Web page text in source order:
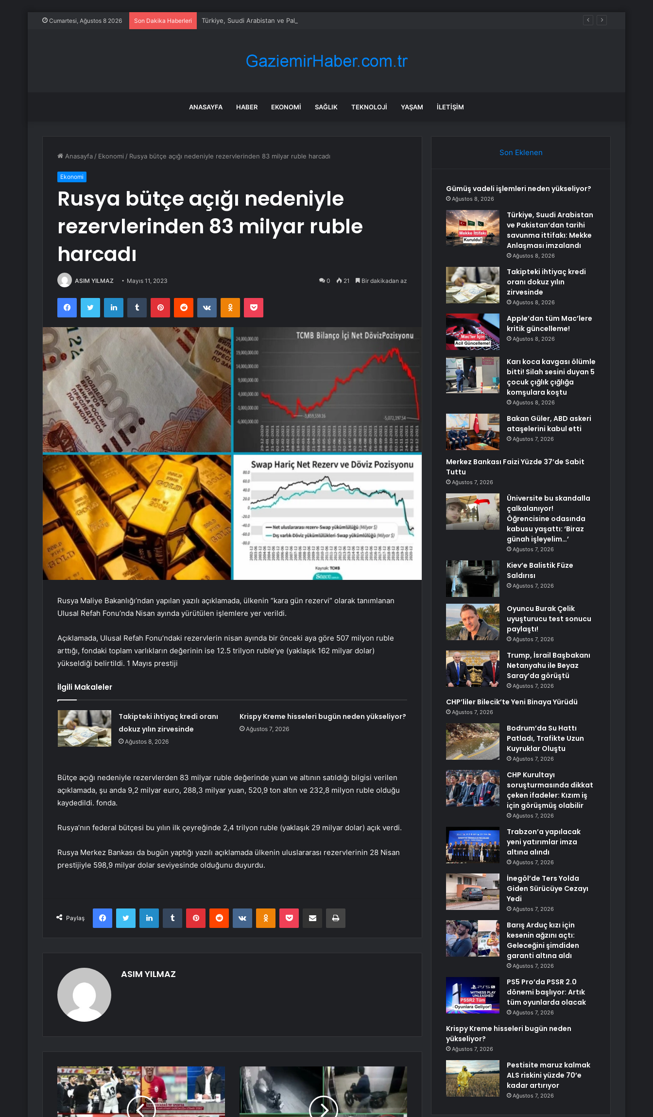
Cumartesi, Ağustos 8 2026 Son Dakika Haberleri Türkiye, Suudi Arabistan ve Pakistan’dan tarihi savunma ittifakı: Mekke Anlaşması imzalandı
ANASAYFA HABER EKONOMI SAĞLIK TEKNOLOJI YAŞAM İLETIŞIM
Anasayfa / Ekonomi / Rusya bütçe açığı nedeniyle rezervlerinden 83 milyar ruble harcadı
Ekonomi
Rusya bütçe açığı nedeniyle
rezervlerinden 83 milyar ruble
harcadı
ASIM YILMAZ Mayıs 11, 2023 0 21 Bir dakikadan az
FacebookTwitter LinkedInTumblr PinterestReddit VKontakteOdnoklassniki
Pocket
Rusya Maliye Bakanlığı’ndan yapılan yazılı açıklamada, ülkenin “kara gün rezervi” olarak tanımlanan
Ulusal Refah Fonu’nda Nisan ayında yürütülen işlemlere yer verildi.
Açıklamada, Ulusal Refah Fonu’ndaki rezervlerin nisan ayında bir önceki aya göre 507 milyon ruble
arttığı, fondaki toplam varlıkların değerinin ise 12.5 trilyon ruble’ye (yaklaşık 162 milyar dolar)
yükseldiği belirtildi. 1 Mayıs prestiji
İlgili Makaleler
Takipteki ihtiyaç kredi oranı
dokuz yılın zirvesinde
Ağustos 8, 2026
Krispy Kreme hisseleri bugün neden yükseliyor?
Ağustos 7, 2026
Bütçe açığı nedeniyle rezervlerden 83 milyar ruble değerinde yuan ve altının satıldığı bilgisi verilen
açıklamada, şu anda 9,2 milyar euro, 288,3 milyar yuan, 520,9 ton altın ve 232,8 milyon ruble olduğu
kaydedildi. fonda.
Rusya’nın federal bütçesi bu yılın ilk çeyreğinde 2,4 trilyon ruble (yaklaşık 29 milyar dolar) açık verdi.
Rusya Merkez Bankası da bugün yaptığı yazılı açıklamada ülkenin uluslararası rezervlerinin 28 Nisan
prestijiyle 598,9 milyar dolar seviyesinde olduğunu duyurdu.
Paylaş
FacebookTwitter LinkedInTumblr PinterestReddit VKontakteOdnoklassniki
Pocket E-Posta ile paylaş Yazdır
ASIM YILMAZ
Son Eklenen
Gümüş vadeli işlemleri neden yükseliyor?
Ağustos 8, 2026
Türkiye, Suudi Arabistan
ve Pakistan’dan tarihi
savunma ittifakı: Mekke
Anlaşması imzalandı
Ağustos 8, 2026
Takipteki ihtiyaç kredi
oranı dokuz yılın
zirvesinde
Ağustos 8, 2026
Apple’dan tüm Mac’lere
kritik güncelleme!
Ağustos 8, 2026
Karı koca kavgası ölümle
bitti! Silah sesini duyan 5
çocuk çığlık çığlığa
komşulara koştu
Ağustos 8, 2026
Bakan Güler, ABD askeri
ataşelerini kabul etti
Ağustos 7, 2026
Merkez Bankası Faizi Yüzde 37’de Sabit
Tuttu
Ağustos 7, 2026
Üniversite bu skandalla
çalkalanıyor!
Öğrencisine odasında
kabusu yaşattı: ‘Biraz
günah işleyelim…’
Ağustos 7, 2026
Kiev’e Balistik Füze
Saldırısı
Ağustos 7, 2026
Oyuncu Burak Çelik
uyuşturucu test sonucu
paylaştı!
Ağustos 7, 2026
Trump, İsrail Başbakanı
Netanyahu ile Beyaz
Saray’da görüştü
Ağustos 7, 2026
CHP’liler Bilecik’te Yeni Binaya Yürüdü
Ağustos 7, 2026
Bodrum’da Su Hattı
Patladı, Trafikte Uzun
Kuyruklar Oluştu
Ağustos 7, 2026
CHP Kurultayı
soruşturmasında dikkat
çeken ifadeler: Kızım iş
için görüşmüş olabilir
Ağustos 7, 2026
Trabzon’a yapılacak
yeni yatırımlar imza
altına alındı
Ağustos 7, 2026
İnegöl’de Ters Yolda
Giden Sürücüye Cezayı
Yedi
Ağustos 7, 2026
Barış Arduç kızı için
kesenin ağzını açtı:
Geleceğini şimdiden
garanti altına aldı
Ağustos 7, 2026
PS5 Pro’da PSSR 2.0
dönemi başlıyor: Artık
tüm oyunlarda olacak
Ağustos 7, 2026
Krispy Kreme hisseleri bugün neden
yükseliyor?
Ağustos 7, 2026
Pestisite maruz kalmak
ALS riskini yüzde 70’e
kadar artırıyor
Ağustos 7, 2026